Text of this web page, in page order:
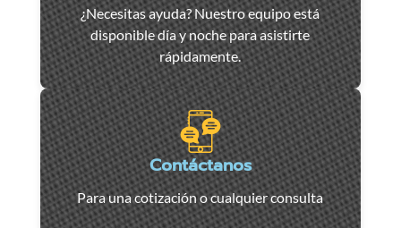
Asistencia
y
remolque
de
coches
en
Marsella
-
Servicio
24/7
¿Necesitas ayuda? Nuestro equipo está
disponible día y noche para asistirte
rápidamente.
Contáctanos
Para una cotización o cualquier consulta